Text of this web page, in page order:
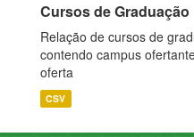
Cursos de Graduação
Relação de cursos de
contendo campus
oferta
CSV